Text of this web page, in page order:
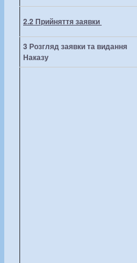
2.2 Прийняття заявки
3 Розгляд заявки та видання
Наказу